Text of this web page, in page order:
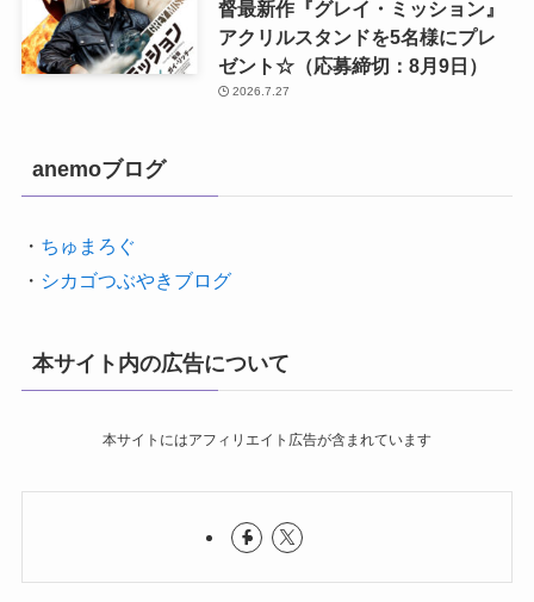
督最新作『グレイ・ミッション』
アクリルスタンドを5名様にプレ
ゼント☆（応募締切：8月9日）
2026.7.27
anemoブログ
・ ちゅまろぐ
・ シカゴつぶやきブログ
本サイト内の広告について
本サイトにはアフィリエイト広告が含まれています